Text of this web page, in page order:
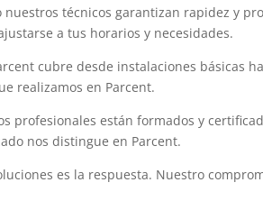
técnicos garantizan rapidez y
a tus horarios y necesidades.
cubre desde instalaciones básicas
realizamos en Parcent.
están formados y
nos distingue en Parcent.
es la respuesta. Nuestro